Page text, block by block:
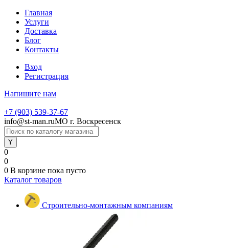
Главная
Услуги
Доставка
Блог
Контакты
Вход
Регистрация
Напишите нам
+7 (903) 539-37-67
info@st-man.ruМО г. Воскресенск
0
0
0 В корзине пока пусто
Каталог товаров
Строительно-монтажным компаниям